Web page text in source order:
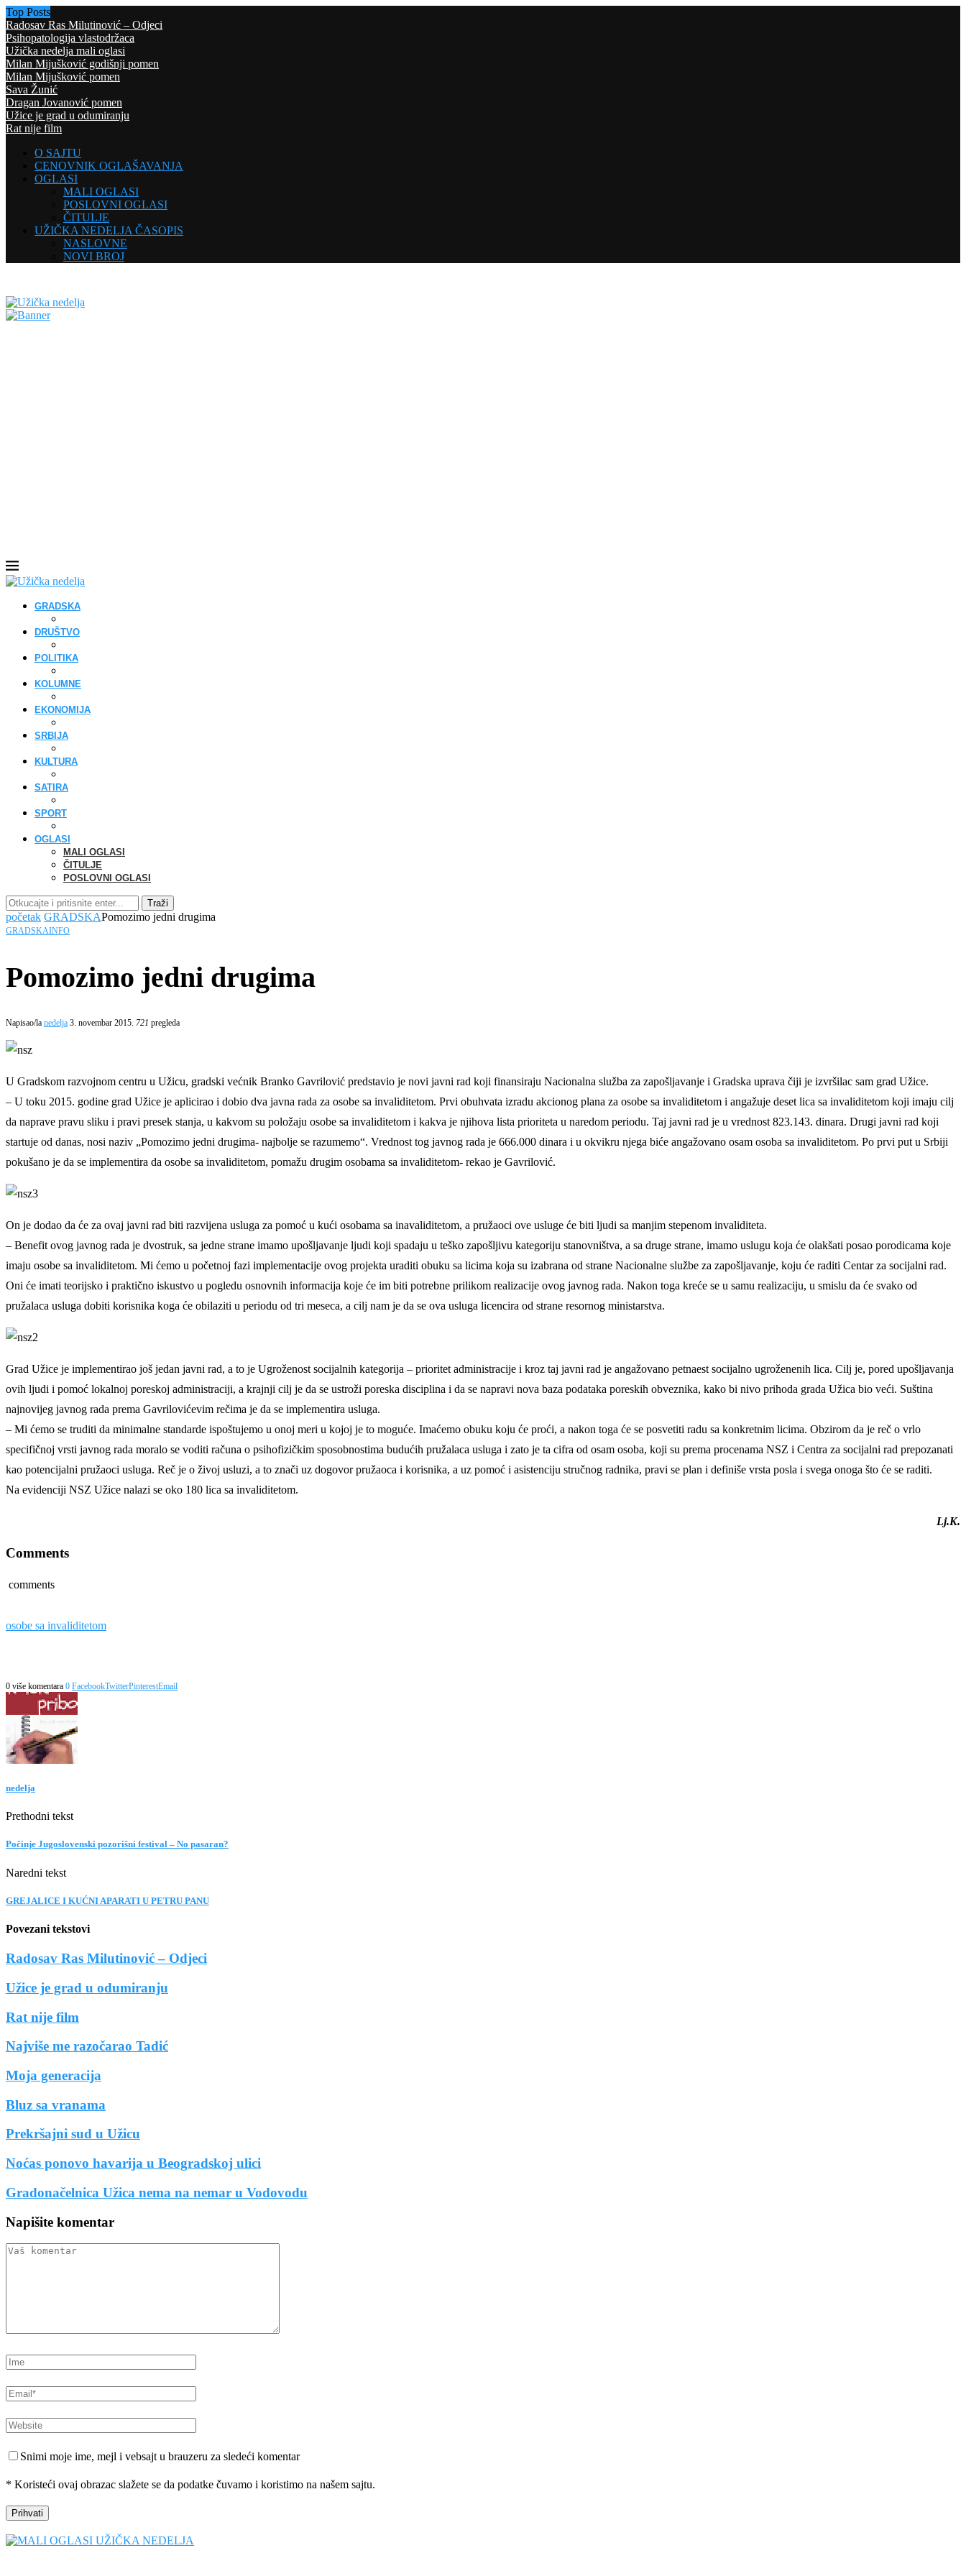
Top Posts
Radosav Ras Milutinović – Odjeci
Psihopatologija vlastodržaca
Užička nedelja mali oglasi
Milan Mijušković godišnji pomen
Milan Mijušković pomen
Sava Žunić
Dragan Jovanović pomen
Užice je grad u odumiranju
Rat nije film
O SAJTU
CENOVNIK OGLAŠAVANJA
OGLASI
MALI OGLASI
POSLOVNI OGLASI
ČITULJE
UŽIČKA NEDELJA ČASOPIS
NASLOVNE
NOVI BROJ
GRADSKA
DRUŠTVO
POLITIKA
KOLUMNE
EKONOMIJA
SRBIJA
KULTURA
SATIRA
SPORT
OGLASI
MALI OGLASI
ČITULJE
POSLOVNI OGLASI
Traži
početak GRADSKAPomozimo jedni drugima
GRADSKAINFO
Pomozimo jedni drugima
Napisao/la nedelja 3. novembar 2015. 721 pregleda
U Gradskom razvojnom centru u Užicu, gradski većnik Branko Gavrilović predstavio je novi javni rad koji finansiraju Nacionalna služba za zapošljavanje i Gradska uprava čiji je izvršilac sam grad Užice.
– U toku 2015. godine grad Užice je aplicirao i dobio dva javna rada za osobe sa invaliditetom. Prvi obuhvata izradu akcionog plana za osobe sa invaliditetom i angažuje deset lica sa invaliditetom koji imaju cilj
da naprave pravu sliku i pravi presek stanja, u kakvom su položaju osobe sa invaliditetom i kakva je njihova lista prioriteta u naredom periodu. Taj javni rad je u vrednost 823.143. dinara. Drugi javni rad koji
startuje od danas, nosi naziv „Pomozimo jedni drugima- najbolje se razumemo“. Vrednost tog javnog rada je 666.000 dinara i u okvikru njega biće angažovano osam osoba sa invaliditetom. Po prvi put u Srbiji
pokušano je da se implementira da osobe sa invaliditetom, pomažu drugim osobama sa invaliditetom- rekao je Gavrilović.
On je dodao da će za ovaj javni rad biti razvijena usluga za pomoć u kući osobama sa inavaliditetom, a pružaoci ove usluge će biti ljudi sa manjim stepenom invaliditeta.
– Benefit ovog javnog rada je dvostruk, sa jedne strane imamo upošljavanje ljudi koji spadaju u teško zapošljivu kategoriju stanovništva, a sa druge strane, imamo uslugu koja će olakšati posao porodicama koje
imaju osobe sa invaliditetom. Mi ćemo u početnoj fazi implementacije ovog projekta uraditi obuku sa licima koja su izabrana od strane Nacionalne službe za zapošljavanje, koju će raditi Centar za socijalni rad.
Oni će imati teorijsko i praktično iskustvo u pogledu osnovnih informacija koje će im biti potrebne prilikom realizacije ovog javnog rada. Nakon toga kreće se u samu realizaciju, u smislu da će svako od
pružalaca usluga dobiti korisnika koga će obilaziti u periodu od tri meseca, a cilj nam je da se ova usluga licencira od strane resornog ministarstva.
Grad Užice je implementirao još jedan javni rad, a to je Ugroženost socijalnih kategorija – prioritet administracije i kroz taj javni rad je angažovano petnaest socijalno ugroženenih lica. Cilj je, pored upošljavanja
ovih ljudi i pomoć lokalnoj poreskoj administraciji, a krajnji cilj je da se ustroži poreska disciplina i da se napravi nova baza podataka poreskih obveznika, kako bi nivo prihoda grada Užica bio veći. Suština
najnovijeg javnog rada prema Gavrilovićevim rečima je da se implementira usluga.
– Mi ćemo se truditi da minimalne standarde ispoštujemo u onoj meri u kojoj je to moguće. Imaćemo obuku koju će proći, a nakon toga će se posvetiti radu sa konkretnim licima. Obzirom da je reč o vrlo
specifičnoj vrsti javnog rada moralo se voditi računa o psihofizičkim sposobnostima budućih pružalaca usluga i zato je ta cifra od osam osoba, koji su prema procenama NSZ i Centra za socijalni rad prepozanati
kao potencijalni pružaoci usluga. Reč je o živoj usluzi, a to znači uz dogovor pružaoca i korisnika, a uz pomoć i asistenciju stručnog radnika, pravi se plan i definiše vrsta posla i svega onoga što će se raditi.
Na evidenciji NSZ Užice nalazi se oko 180 lica sa invaliditetom.
Lj.K.
Comments
comments
osobe sa invaliditetom
0 više komentara 0 FacebookTwitterPinterestEmail
nedelja
Prethodni tekst
Počinje Jugoslovenski pozorišni festival – No pasaran?
Naredni tekst
GREJALICE I KUĆNI APARATI U PETRU PANU
Povezani tekstovi
Radosav Ras Milutinović – Odjeci
Užice je grad u odumiranju
Rat nije film
Najviše me razočarao Tadić
Moja generacija
Bluz sa vranama
Prekršajni sud u Užicu
Noćas ponovo havarija u Beogradskoj ulici
Gradonačelnica Užica nema na nemar u Vodovodu
Napišite komentar
Snimi moje ime, mejl i vebsajt u brauzeru za sledeći komentar
* Koristeći ovaj obrazac slažete se da podatke čuvamo i koristimo na našem sajtu.